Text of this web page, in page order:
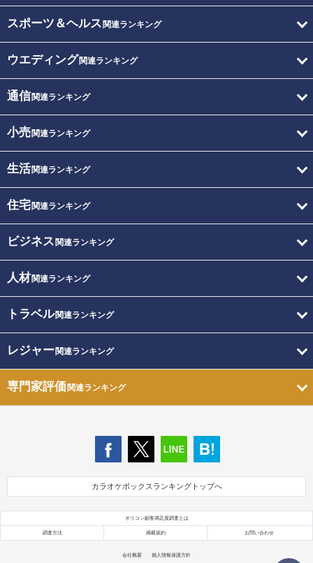
スポーツ＆ヘルス 関連ランキング
ウエディング関連ランキング
通信関連ランキング
小売関連ランキング
生活関連ランキング
住宅関連ランキング
ビジネス 関連ランキング
人材関連ランキング
トラベル関連ランキング
レジャー関連ランキング
専門家評価関連ランキング
カラオケボックスランキングトップへ
オリコン顧客満足度調査とは
調査方法 掲載規約 お問い合わせ
会社概要 個人情報保護方針